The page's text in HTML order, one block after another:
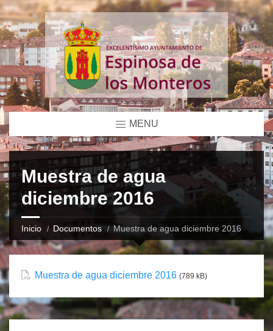
MENU
Muestra de agua
diciembre 2016
Inicio Documentos Muestra de agua diciembre 2016
Muestra de agua diciembre 2016 (789 kB)